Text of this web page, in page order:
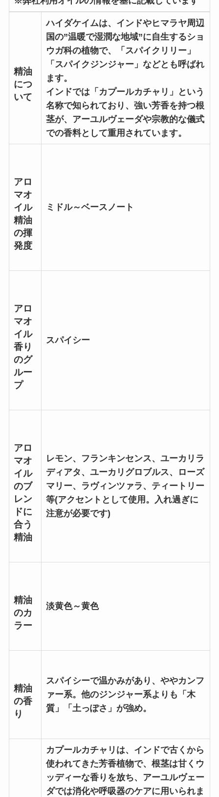
精油
につ
いて
ハイダケイムは、インドやヒマラヤ周辺
国の”温暖で湿潤な地域”に自生するショ
ウガ科の植物で、「スパイクリリー」
「スパイクジンジャー」などとも呼ばれ
ます。
インドでは「カプールカチャリ」という
名称で知られており、強い芳香を持つ根
茎が、アーユルヴェーダや宗教的な儀式
での香料として重用されています。
アロ
マオ
イル
精油
の揮
発度
ミドル～ベースノート
アロ
マオ
イル
香り
のグ
ルー
プ
スパイシー
アロ
マオ
イル
のブ
レン
ドに
合う
精油
レモン、フランキンセンス、ユーカリラ
ディアタ、ユーカリグロブルス、ローズ
マリー、ラヴィンツァラ、ティートリー
等(アクセントとして使用。入れ過ぎに
注意が必要です)
精油
のカ
ラー
淡黄色～黄色
精油
の香
り
スパイシーで温かみがあり、ややカンフ
ァー系。他のジンジャー系よりも「木
質」「土っぽさ」が強め。
カプールカチャリは、インドで古くから
使われてきた芳香植物で、根茎は甘くウ
ッディーな香りを放ち、アーユルヴェー
ダでは消化や呼吸器のケアに用いられま